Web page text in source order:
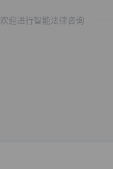
欢迎进行智能法律咨询